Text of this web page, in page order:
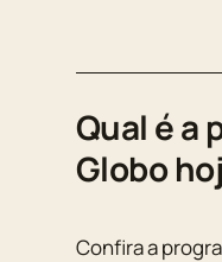
Qual é a
Globo
Confira a